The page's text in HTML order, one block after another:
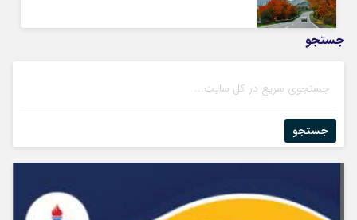
مرا به خاطر بسپار
جستجو
جستجو